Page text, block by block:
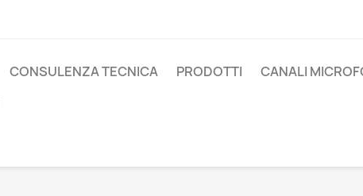
CONSULENZA TECNICA PRODOTTI CANALI